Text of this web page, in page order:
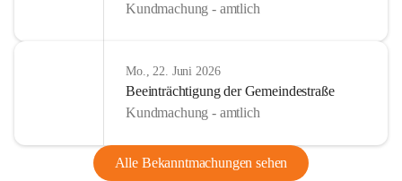
Kundmachung - amtlich
Mo., 22. Juni 2026
Beeinträchtigung der Gemeindestraße
Kundmachung - amtlich
Alle Bekanntmachungen sehen